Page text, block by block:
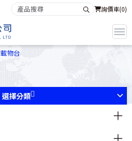
詢價車(0)
載物台
選擇分類